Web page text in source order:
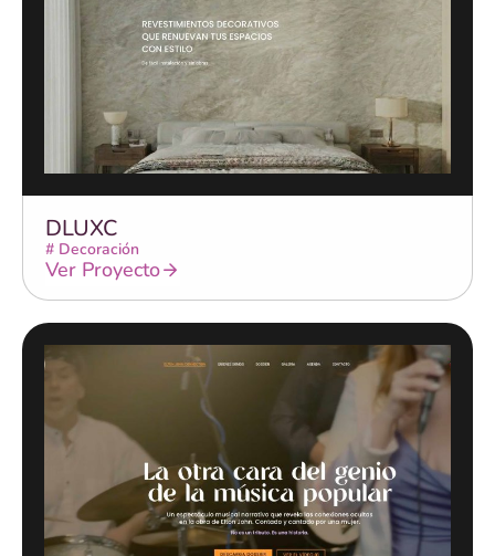
DLUXC
# Decoración
Ver Proyecto